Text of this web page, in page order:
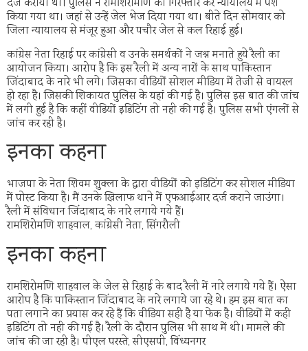
दर्ज कराया था। पुलिस ने रामशिरोमणि को गिरफ्तार कर न्यायालय में पेश
किया गया था। जहां से उन्हें जेल भेज दिया गया था। बीते दिन सोमवार को
जिला न्यायालय से मंजूर हुआ और पचौर जेल से कल रिहाई हुई।
कांग्रेस नेता रिहाई पर कांग्रेसी व उनके समर्थकों ने जश्न मनाते हुये रैली का
आयोजन किया। आरोप है कि इस रैली में अन्य नारों के साथ पाकिस्तान
जिंदाबाद के नारे भी लगे। जिसका वीडियों सोशल मीडिया में तेजी से वायरल
हो रहा है। जिसकी शिकायत पुलिस के यहां की गई है। पुलिस इस बात की जांच
में लगी हुई है कि कहीं वीडियों इडिटिंग तो नही की गई है। पुलिस सभी एंगलों से
जांच कर रही है।
इनका कहना
भाजपा के नेता शिवम शुक्ला के द्वारा वीडियों को इडिटिंग कर सोशल मीडिया
में पोस्ट किया है। मैं उनके खिलाफ थाने में एफआईआर दर्ज कराने जाउंगा।
रैली में संविधान जिंदाबाद के नारे लगाये गये हैं।
रामशिरोमणि शाहवाल, कांग्रेसी नेता, सिंगरौली
इनका कहना
रामशिरोमणि शाहवाल के जेल से रिहाई के बाद रैली में नारे लगाये गये हैं। ऐसा
आरोप है कि पाकिस्तान जिंदाबाद के नारे लगाये जा रहे थे। हम इस बात का
पता लगाने का प्रयास कर रहे हैं कि वीडिया सही है या फेक है। वीडियों में कही
इडिटिंग तो नही की गई है। रैली के दौरान पुलिस भी साथ में थी। मामले की
जांच की जा रही है। पीएल परस्ते, सीएसपी, विंध्यनगर